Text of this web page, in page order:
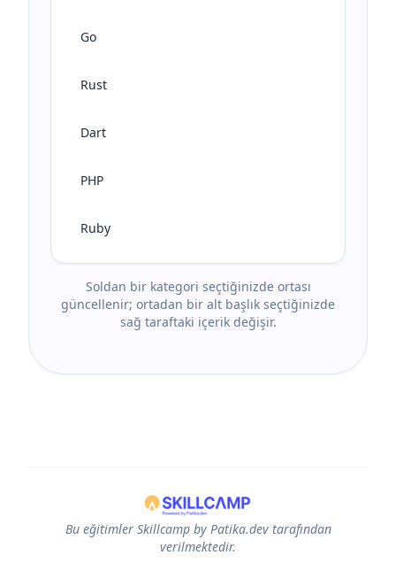
Go
Rust
Dart
PHP
Ruby
Soldan bir kategori seçtiğinizde ortası
güncellenir; ortadan bir alt başlık seçtiğinizde
sağ taraftaki içerik değişir.
Bu eğitimler Skillcamp by Patika.dev tarafından
verilmektedir.